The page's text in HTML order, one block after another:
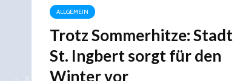
ALLGEMEIN
Trotz Sommerhitze: Stadt
St. Ingbert sorgt für den
Winter vor